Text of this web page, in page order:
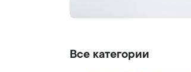
Все категории